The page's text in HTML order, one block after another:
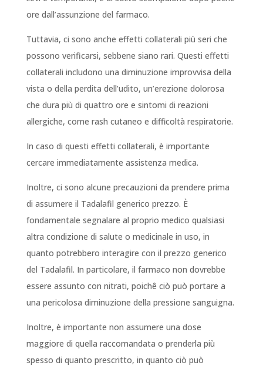
ore dall’assunzione del farmaco.
Tuttavia, ci sono anche effetti collaterali più seri che
possono verificarsi, sebbene siano rari. Questi effetti
collaterali includono una diminuzione improvvisa della
vista o della perdita dell’udito, un’erezione dolorosa
che dura più di quattro ore e sintomi di reazioni
allergiche, come rash cutaneo e difficoltà respiratorie.
In caso di questi effetti collaterali, è importante
cercare immediatamente assistenza medica.
Inoltre, ci sono alcune precauzioni da prendere prima
di assumere il Tadalafil generico prezzo. È
fondamentale segnalare al proprio medico qualsiasi
altra condizione di salute o medicinale in uso, in
quanto potrebbero interagire con il prezzo generico
del Tadalafil. In particolare, il farmaco non dovrebbe
essere assunto con nitrati, poichê ciò può portare a
una pericolosa diminuzione della pressione sanguigna.
Inoltre, è importante non assumere una dose
maggiore di quella raccomandata o prenderla più
spesso di quanto prescritto, in quanto ciò può